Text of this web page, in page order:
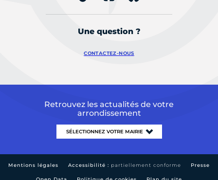
Une question ?
CONTACTEZ-NOUS
Retrouvez les actualités de votre
arrondissement
Mentions légales Accessibilité : partiellement conforme Presse